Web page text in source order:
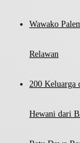
Wawako
Relawan
200 Keluarga
Hewani dari